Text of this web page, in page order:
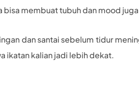
membuat tubuh dan mood
dan santai sebelum tidur
ikatan kalian jadi lebih dekat.